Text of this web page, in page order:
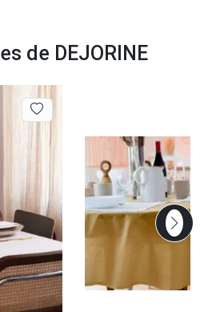
de DEJORINE